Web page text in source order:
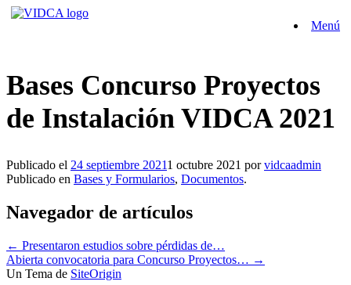
Saltar
Menú
Bases Concurso Proyectos
de Instalación VIDCA 2021
Publicado el 24 septiembre 20211 octubre 2021 porvidcaadmin
Publicado en Bases y Formularios, Documentos.
Navegador de artículos
← Presentaron estudios sobre pérdidas de…
Abierta convocatoria para Concurso Proyectos… →
Un Tema de SiteOrigin